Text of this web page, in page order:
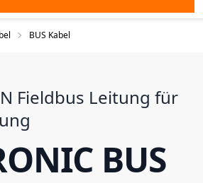
BUS Kabel
Fieldbus Leitung für
BUS